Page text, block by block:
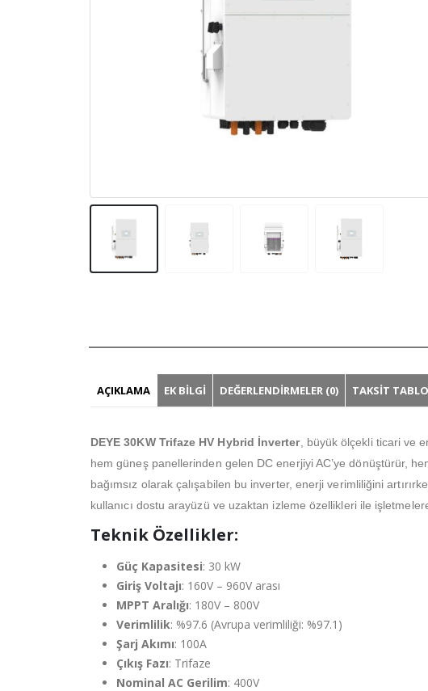
AÇIKLAMA EK BILGI DEĞERLENDIRMELER (0) TAKSIT
DEYE 30KW Trifaze HV Hybrid İnverter, büyük ölçekli ticari ve
hem güneş panellerinden gelen DC enerjiyi AC’ye dönüştürür,
bağımsız olarak çalışabilen bu inverter, enerji verimliliğini
kullanıcı dostu arayüzü ve uzaktan izleme özellikleri ile
Teknik Özellikler:
Güç Kapasitesi: 30 kW
Giriş Voltajı: 160V – 960V arası
MPPT Aralığı: 180V – 800V
Verimlilik: %97.6 (Avrupa verimliliği: %97.1)
Şarj Akımı: 100A
Çıkış Fazı: Trifaze
Nominal AC Gerilim: 400V